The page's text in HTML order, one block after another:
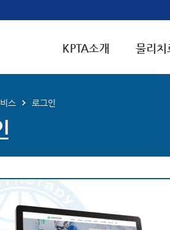
KPTA소개 물리치
스 로그인